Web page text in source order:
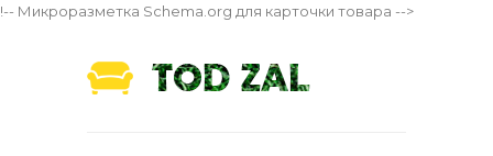
!-- Микроразметка Schema.org для карточки товара -->